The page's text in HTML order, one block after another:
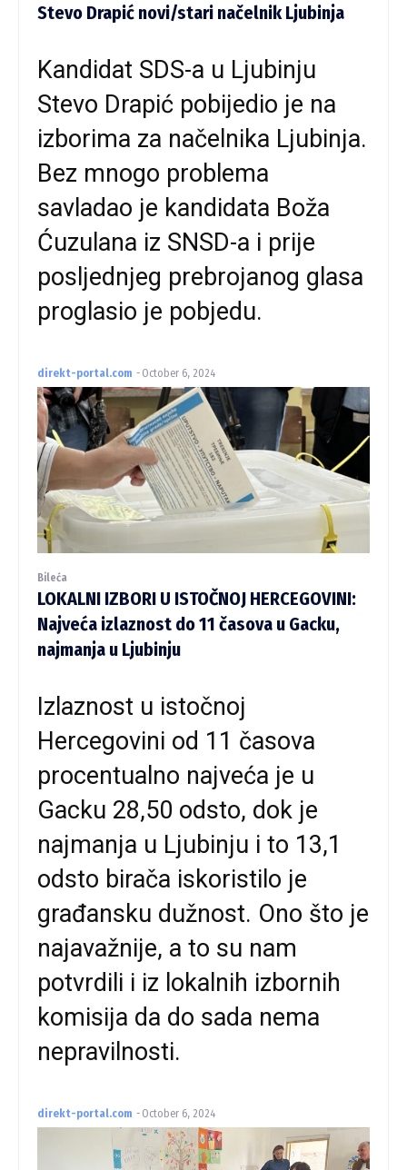
Stevo Drapić novi/stari načelnik Ljubinja
Kandidat SDS-a u Ljubinju
Stevo Drapić pobijedio je na
izborima za načelnika Ljubinja.
Bez mnogo problema
savladao je kandidata Boža
Ćuzulana iz SNSD-a i prije
posljednjeg prebrojanog glasa
proglasio je pobjedu.
direkt-portal.com - October 6, 2024
Bileća
LOKALNI IZBORI U ISTOČNOJ HERCEGOVINI:
Najveća izlaznost do 11 časova u Gacku,
najmanja u Ljubinju
Izlaznost u istočnoj
Hercegovini od 11 časova
procentualno najveća je u
Gacku 28,50 odsto, dok je
najmanja u Ljubinju i to 13,1
odsto birača iskoristilo je
građansku dužnost. Ono što je
najavažnije, a to su nam
potvrdili i iz lokalnih izbornih
komisija da do sada nema
nepravilnosti.
direkt-portal.com - October 6, 2024